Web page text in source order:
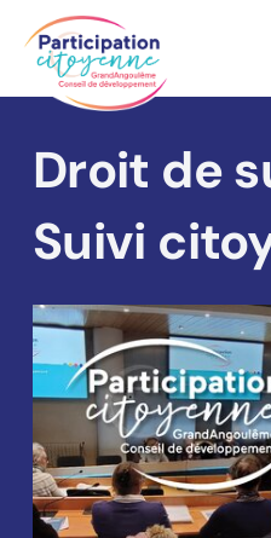
Panneau de gestion des
content
Droit de
Suivi